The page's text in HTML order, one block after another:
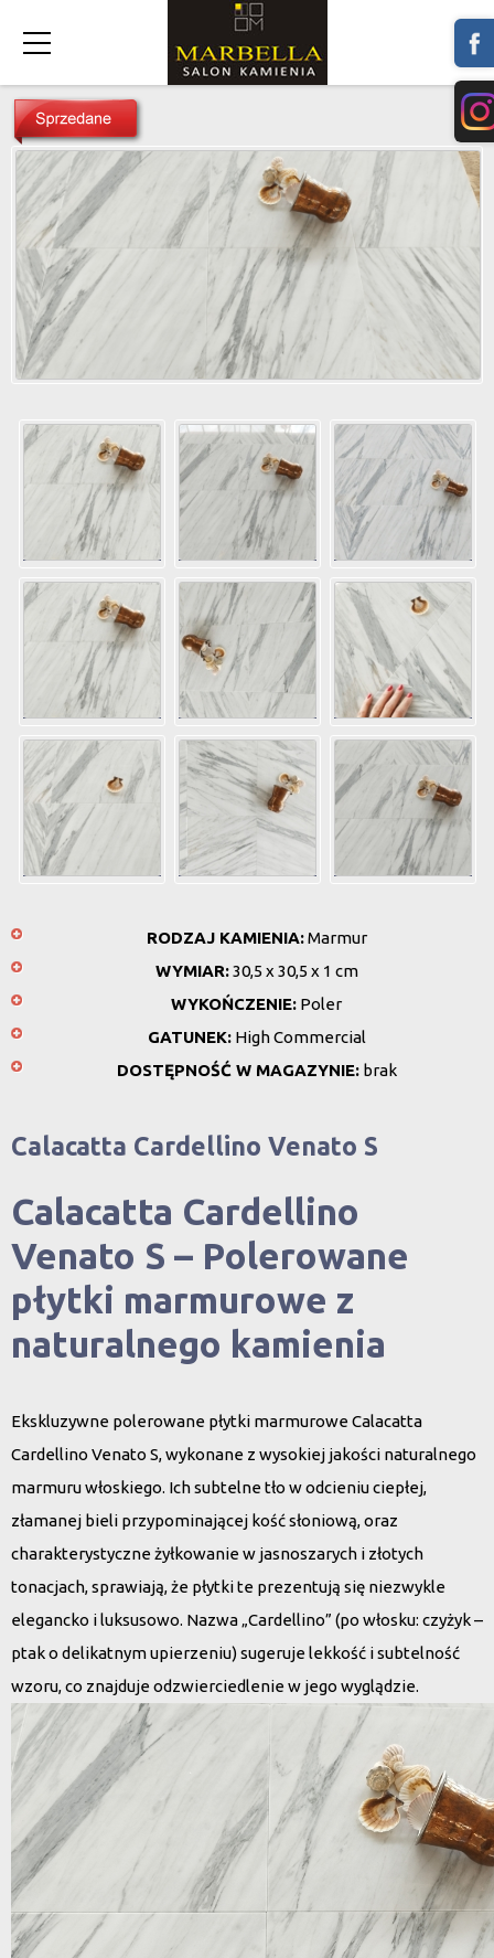
RODZAJ KAMIENIA:Marmur
WYMIAR:30,5 x 30,5 x 1 cm
WYKOŃCZENIE: Poler
GATUNEK:High Commercial
DOSTĘPNOŚĆ W MAGAZYNIE:brak
Calacatta Cardellino Venato S
Calacatta Cardellino
Venato S – Polerowane
płytki marmurowe z
naturalnego kamienia
Ekskluzywne polerowane płytki marmurowe Calacatta
Cardellino Venato S, wykonane z wysokiej jakości naturalnego
marmuru włoskiego. Ich subtelne tło w odcieniu ciepłej,
złamanej bieli przypominającej kość słoniową, oraz
charakterystyczne żyłkowanie w jasnoszarych i złotych
tonacjach, sprawiają, że płytki te prezentują się niezwykle
elegancko i luksusowo. Nazwa „Cardellino” (po włosku: czyżyk–
ptak o delikatnym upierzeniu) sugeruje lekkość i subtelność
wzoru, co znajduje odzwierciedlenie w jego wyglądzie.